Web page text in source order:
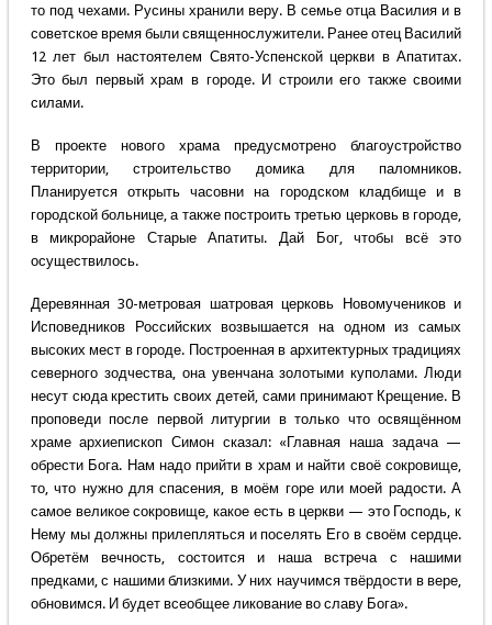
то под чехами. Русины хранили веру. В семье отца Василия и в
советское время были священнослужители. Ранее отец Василий
12 лет был настоятелем Свято-Успенской церкви в Апатитах.
Это был первый храм в городе. И строили его также своими
силами.
В проекте нового храма предусмотрено благоустройство
территории, строительство домика для паломников.
Планируется открыть часовни на городском кладбище и в
городской больнице, а также построить третью церковь в городе,
в микрорайоне Старые Апатиты. Дай Бог, чтобы всё это
осуществилось.
Деревянная 30-метровая шатровая церковь Новомучеников и
Исповедников Российских возвышается на одном из самых
высоких мест в городе. Построенная в архитектурных традициях
северного зодчества, она увенчана золотыми куполами. Люди
несут сюда крестить своих детей, сами принимают Крещение. В
проповеди после первой литургии в только что освящённом
храме архиепископ Симон сказал: «Главная наша задача —
обрести Бога. Нам надо прийти в храм и найти своё сокровище,
то, что нужно для спасения, в моём горе или моей радости. А
самое великое сокровище, какое есть в церкви — это Господь, к
Нему мы должны прилепляться и поселять Его в своём сердце.
Обретём вечность, состоится и наша встреча с нашими
предками, с нашими близкими. У них научимся твёрдости в вере,
обновимся. И будет всеобщее ликование во славу Бога».